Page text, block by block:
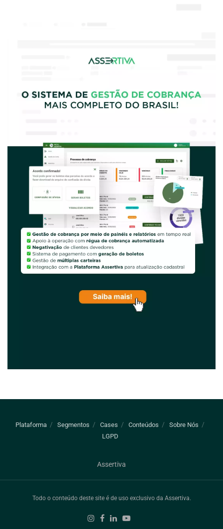
Plataforma Segmentos Cases Conteúdos
Sobre Nós
LGPD
Assertiva
Todo o conteúdo deste site é de uso exclusivo da Assertiva.